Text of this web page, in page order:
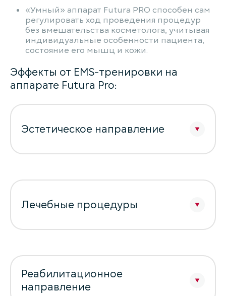
«Умный» аппарат Futura PRO способен сам
регулировать ход проведения процедур
без вмешательства косметолога, учитывая
индивидуальные особенности пациента,
состояние его мышц и кожи.
Эффекты от EMS-тренировки на
аппарате Futura Pro:
Эстетическое направление
Лечебные процедуры
Реабилитационное
направление